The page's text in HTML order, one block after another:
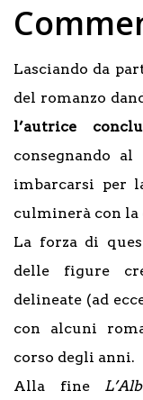
Lasciando da
del romanzo
l’autrice
consegnando
imbarcarsi per
culminerà con la
La forza di
delle figure
delineate (ad
con alcuni
corso degli anni.
Alla fine